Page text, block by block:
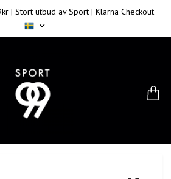
| Stort utbud av Sport | Klarna Checkout